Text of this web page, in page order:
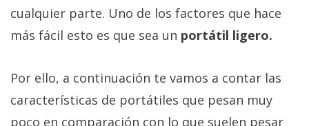
cualquier parte. Uno de los factores que hace
más fácil esto es que sea un portátil ligero.
Por ello, a continuación te vamos a contar las
características de portátiles que pesan muy
poco en comparación con lo que suelen pesar